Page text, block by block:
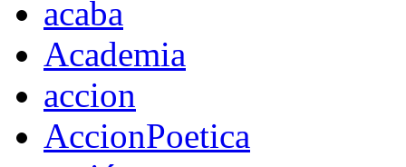
acaba
Academia
accion
AccionPoetica